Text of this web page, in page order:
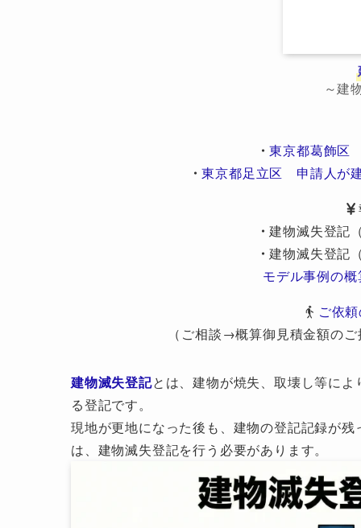
～建
・東京都葛飾区
・東京都足立区 申請人が
・建物滅失登記
・建物滅失登記
モデル事例の
ご依
（ご相談→概算御見積金額の
建物滅失登記とは、建物が焼失、取壊し等に
る登記です。
現地が更地になった後も、建物の登記記録が
は、建物滅失登記を行う必要があります。